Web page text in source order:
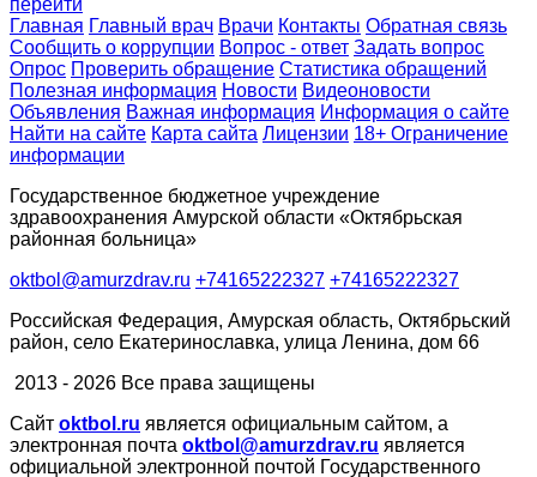
перейти
Главная Главный врач Врачи Контакты Обратная связь
Сообщить о коррупции Вопрос - ответ Задать вопрос
Опрос Проверить обращение Статистика обращений
Полезная информация Новости Видеоновости
Объявления Важная информация Информация о сайте
Найти на сайте Карта сайта Лицензии 18+ Ограничение
информации
Государственное бюджетное учреждение
здравоохранения Амурской области «Октябрьская
районная больница»
oktbol@amurzdrav.ru +74165222327 +74165222327
Российская Федерация, Амурская область, Октябрьский
район, село Екатеринославка, улица Ленина, дом 66
2013 - 2026 Все права защищены
Сайт oktbol.ru является официальным сайтом, а
электронная почта oktbol@amurzdrav.ru является
официальной электронной почтой Государственного